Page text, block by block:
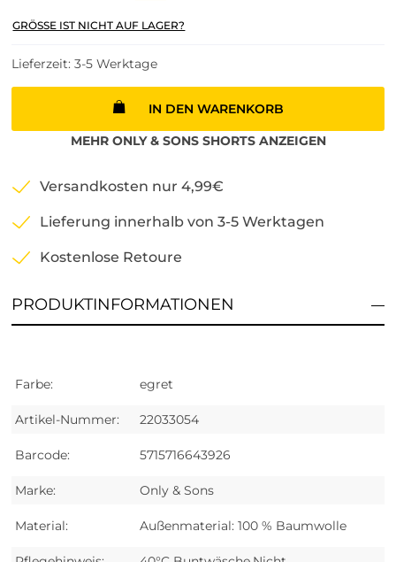
GRÖSSE IST NICHT AUF LAGER?
Lieferzeit: 3-5 Werktage
IN DEN WARENKORB
MEHR ONLY & SONS SHORTSANZEIGEN
Versandkosten nur 4,99€
Lieferung innerhalb von 3-5 Werktagen
Kostenlose Retoure
PRODUKTINFORMATIONEN
Farbe: egret
Artikel-Nummer: 22033054
Barcode: 5715716643926
Marke: Only & Sons
Material: Außenmaterial: 100 % Baumwolle